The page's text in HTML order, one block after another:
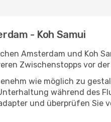
- Koh Samui
Amsterdam und Koh
Zwischenstopps vor
wie möglich zu
während des
und überprüfen Sie